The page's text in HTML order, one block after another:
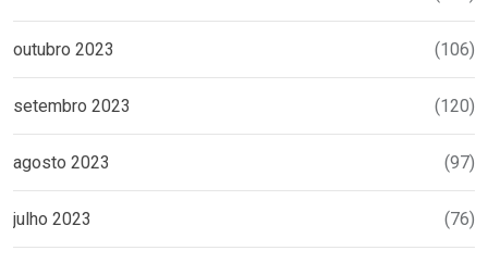
outubro 2023 (106)
setembro 2023 (120)
agosto 2023 (97)
julho 2023 (76)